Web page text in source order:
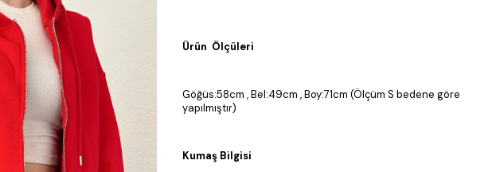
Ürün Ölçüleri
Göğüs:58cm , Bel:49cm , Boy:71cm (Ölçüm S bedene göre
yapılmıştır)
Kumaş Bilgisi